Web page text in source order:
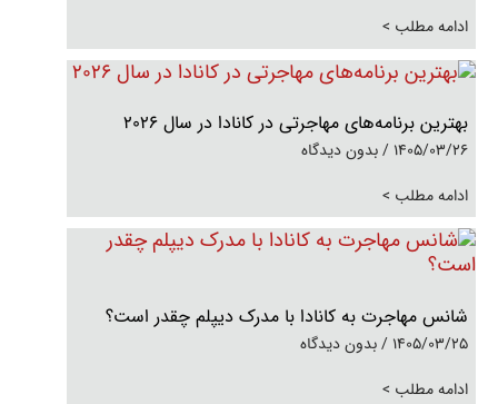
ادامه مطلب >
بهترین برنامه‌های مهاجرتی در کانادا در سال 2026
1405/03/26
بدون دیدگاه
ادامه مطلب >
شانس مهاجرت به کانادا با مدرک دیپلم چقدر است؟
1405/03/25
بدون دیدگاه
ادامه مطلب >